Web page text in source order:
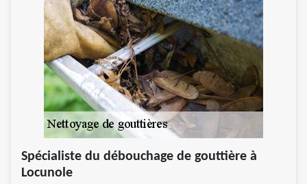
Spécialiste du débouchage de gouttière à
Locunole